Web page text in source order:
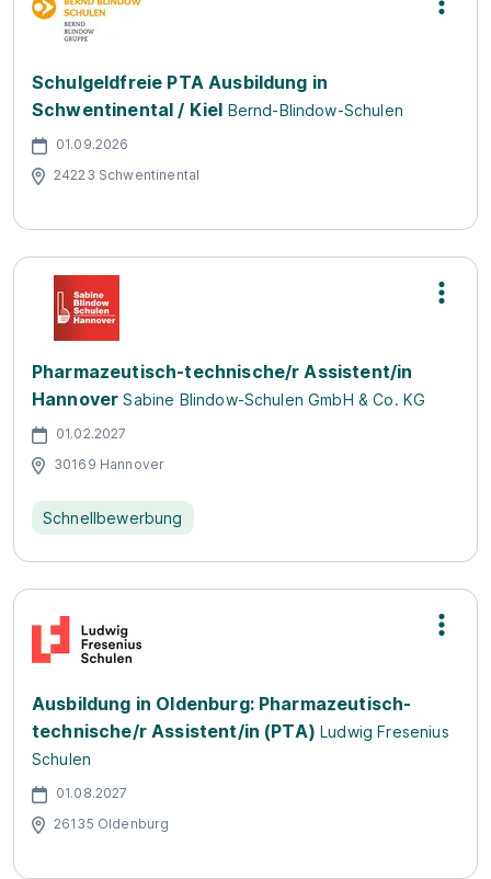
Schulgeldfreie PTA Ausbildung in
Schwentinental / Kiel Bernd-Blindow-Schulen
01.09.2026
24223 Schwentinental
Pharmazeutisch-technische/r Assistent/in
Hannover Sabine Blindow-Schulen GmbH & Co. KG
01.02.2027
30169 Hannover
Schnellbewerbung
Ausbildung in Oldenburg: Pharmazeutisch-
technische/r Assistent/in (PTA) Ludwig Fresenius
Schulen
01.08.2027
26135 Oldenburg